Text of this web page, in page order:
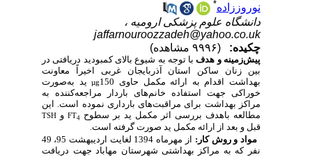
نوروززاده
دانشگاه علوم پزشکی ارومیه ،
jaffarnouroozzadeh@yahoo.co.uk
چکیده:
پیش‌زمینه و هدفبا توجه به شیوع بالای کمبودید دریافتی در
بین زنان ساکن استان آذربایجان غربی اخیراًمعاونت
بهداشت اقدام به ارائه مکمل حاوی 150
µgید به‌صورت
خوراکی جهت استفاده خانم‌های باردار مراجعه‌کننده به
مراکز بهداشت برای مراقبت‌های بارداری نموده است. این
مطالعه باهدف بررسی اثر مکمل ید بر سطوح
FT4 و TSH
قبل و بعد از ارائه مکمل ید صورت گرفته است.
مواد و روش‌ کار:
از مهرماه 1394 لغایت اردیبهشت 95، 49
نفر که به مراکز بهداشتی شهرستان مهاباد جهت دریافت